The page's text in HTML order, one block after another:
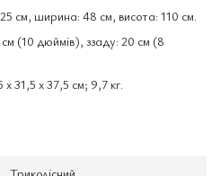
см, ширина: 48 см, висота: 110 см.
(10 дюймів), ззаду: 20 см (8
х 31,5 х 37,5 см; 9,7 кг.